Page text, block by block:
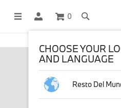
0
COMPRAS EN LÍNEA
CHOOSE YOUR
AND LANGUAGE
Resto Del